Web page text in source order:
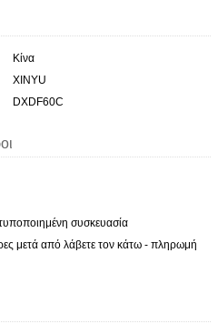
Κίνα
XINYU
DXDF60C
συσκευασία
μετά από λάβετε τον κάτω - πληρωμή